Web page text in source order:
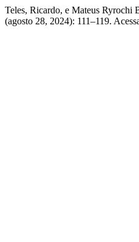
Teles, Ricardo, e Mateus
(agosto 28, 2024): 111–119.